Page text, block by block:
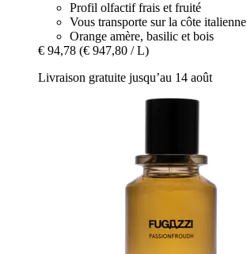
Profil olfactif frais et fruité
Vous transporte sur la côte italienne
Orange amère, basilic et bois
€ 94,78 (€ 947,80 / L)
Livraison gratuite jusqu’au 14 août